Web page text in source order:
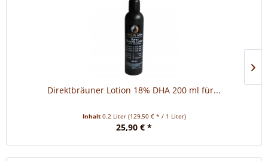
Direktbräuner Lotion 18% DHA 200 ml für...
Inhalt 0.2 Liter (129,50 € * / 1 Liter)
25,90 € *